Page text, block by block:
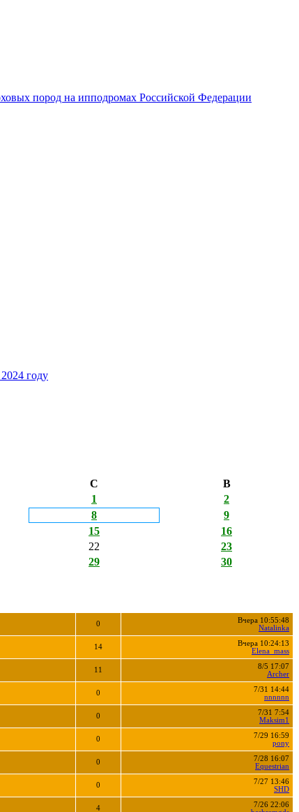
пород на ипподромах Российской Федерации
году
С
В
1
2
8
9
15
16
22
23
29
30
0
Вчера 10:55:48
Natalinka
14
Вчера 10:24:13
Elena_mass
11
8/5 17:07
Archer
0
7/31 14:44
nnnnnn
0
7/31 7:54
Maksim1
0
7/29 16:59
pony
0
7/28 16:07
Equestrian
0
7/27 13:46
SHD
4
7/26 22:06